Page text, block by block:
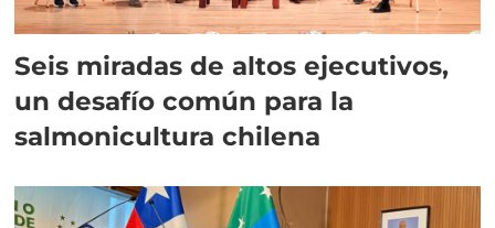
Seis miradas de altos ejecutivos,
un desafío común para la
salmonicultura chilena